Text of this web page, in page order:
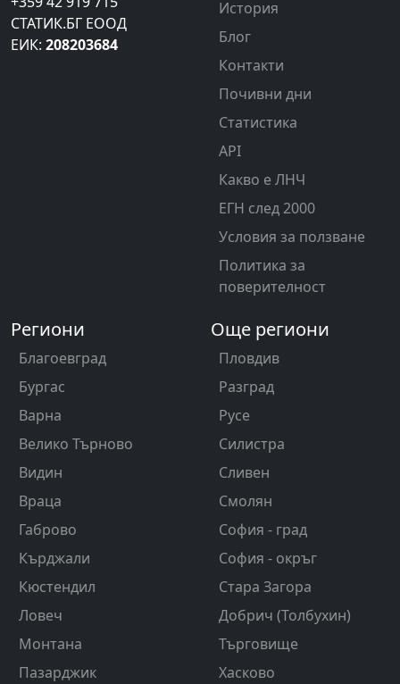
СТАТИК.БГ ЕООД
ЕИК: 208203684
История
Блог
Контакти
Почивни дни
Статистика
API
Какво е ЛНЧ
ЕГН след 2000
Условия за ползване
Политика за
поверителност
Региони
Благоевград
Бургас
Варна
Велико Търново
Видин
Враца
Габрово
Кърджали
Кюстендил
Ловеч
Монтана
Пазарджик
Още региони
Пловдив
Разград
Русе
Силистра
Сливен
Смолян
София - град
София - окръг
Стара Загора
Добрич (Толбухин)
Търговище
Хасково